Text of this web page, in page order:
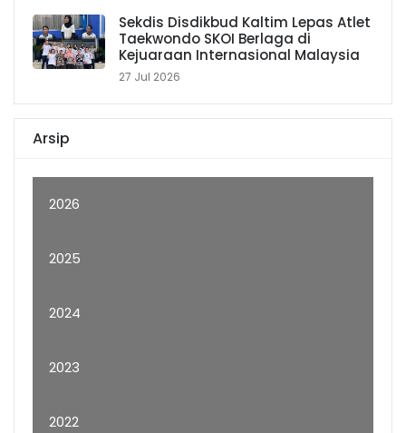
Sekdis Disdikbud Kaltim Lepas Atlet
Taekwondo SKOI Berlaga di
Kejuaraan Internasional Malaysia
27 Jul 2026
Arsip
2026
2025
2024
2023
2022